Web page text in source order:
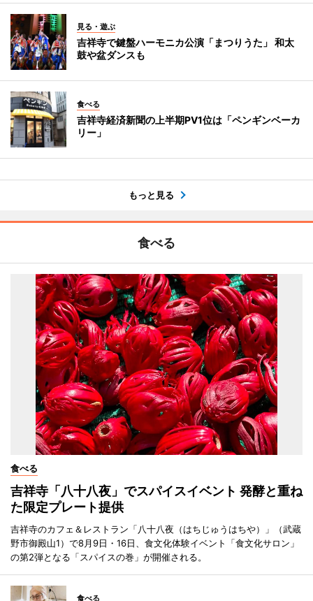
見る・遊ぶ
吉祥寺で鍵盤ハーモニカ公演「まつりうた」 和太
鼓や盆ダンスも
食べる
吉祥寺経済新聞の上半期PV1位は「ペンギンベーカ
リー」
もっと見る
食べる
食べる
吉祥寺「八十八夜」でスパイスイベント 発酵と重ね
た限定プレート提供
吉祥寺のカフェ＆レストラン「八十八夜（はちじゅうはちや）」（武蔵
野市御殿山1）で8月9日・16日、食文化体験イベント「食文化サロン」
の第2弾となる「スパイスの巻」が開催される。
食べる